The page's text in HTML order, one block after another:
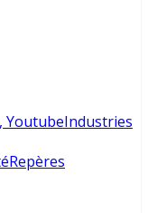
YoutubeIndustries
Repères